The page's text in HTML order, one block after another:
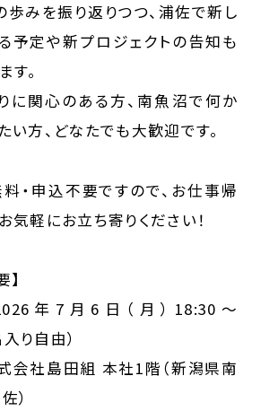
歩みを振り返りつつ、浦佐で新し
予定や新プロジェクトの告知も
す。
に関心のある方、南魚沼で何か
い方、どなたでも大歓迎です。
・申込不要ですので、お仕事帰
気軽にお立ち寄りください！
】
年7月6日（月）18:30〜
り自由）
会社島田組 本社1階（新潟県南
）